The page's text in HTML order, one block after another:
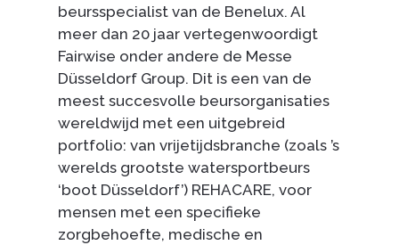
beursspecialist van de Benelux. Al
meer dan 20 jaar vertegenwoordigt
Fairwise onder andere de Messe
Düsseldorf Group. Dit is een van de
meest succesvolle beursorganisaties
wereldwijd met een uitgebreid
portfolio: van vrijetijdsbranche (zoals ’s
werelds grootste watersportbeurs
‘boot Düsseldorf’) REHACARE, voor
mensen met een specifieke
zorgbehoefte, medische en